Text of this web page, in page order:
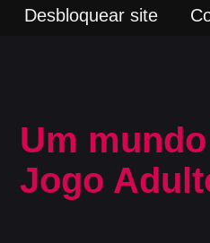
Desbloquear site
Um
Jogo